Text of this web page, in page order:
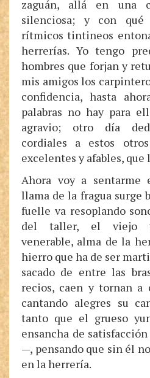
zaguán, allá en una
silenciosa; y con
rítmicos tintineos
herrerías. Yo tengo
hombres que forjan y
mis amigos los
confidencia, hasta
palabras no hay para
agravio; otro día
cordiales a estos
excelentes y afables, que
Ahora voy a sentarme
llama de la fragua surge
fuelle va resoplando
del taller, el viejo
venerable, alma de la
hierro que ha de ser
sacado de entre las
recios, caen y tornan a
cantando alegres su
tanto que el grueso
ensancha de
—, pensando que sin él
en la herrería.